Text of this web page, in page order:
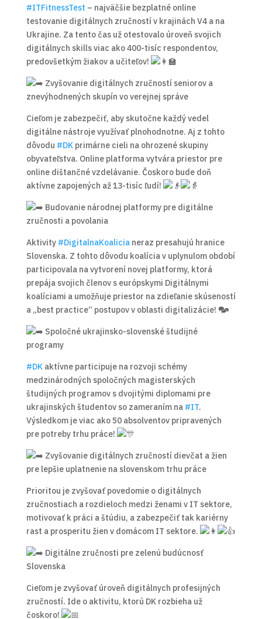
#ITFitnessTest – najväčšie bezplatné online
testovanie digitálnych zručností v krajinách V4 a na
Ukrajine. Za tento čas už otestovalo úroveň svojich
digitálnych skills viac ako 400-tisíc respondentov,
predovšetkým žiakov a učiteľov!
Zvyšovanie digitálnych zručností seniorov a
znevýhodnených skupín vo verejnej správe
Cieľom je zabezpečiť, aby skutočne každý vedel
digitálne nástroje využívať plnohodnotne. Aj z tohto
dôvodu #DKprimárne cieli na ohrozené skupiny
obyvateľstva. Online platforma vytvára priestor pre
online dištančné vzdelávanie. Čoskoro bude doň
aktívne zapojených až 13-tisíc ľudí!
Budovanie národnej platformy pre digitálne
zručnosti a povolania
Aktivity #DigitalnaKoalicianeraz presahujú hranice
Slovenska. Z tohto dôvodu koalícia v uplynulom období
participovala na vytvorení novej platformy, ktorá
prepája svojich členov s európskymi Digitálnymi
koalíciami a umožňuje priestor na zdieľanie skúseností
a „best practice“ postupov v oblasti digitalizácie! 🗫
Spoločné ukrajinsko-slovenské študijné
programy
#DKaktívne participuje na rozvoji schémy
medzinárodných spoločných magisterských
študijných programov s dvojitými diplomami pre
ukrajinských študentov so zameraním na #IT.
Výsledkom je viac ako 50 absolventov pripravených
pre potreby trhu práce!
Zvyšovanie digitálnych zručností dievčat a žien
pre lepšie uplatnenie na slovenskom trhu práce
Prioritou je zvyšovať povedomie o digitálnych
zručnostiach a rozdieloch medzi ženami v IT sektore,
motivovať k práci a štúdiu, a zabezpečiť tak kariérny
rast a prosperitu žien v domácom IT sektore.
Digitálne zručnosti pre zelenú budúcnosť
Slovenska
Cieľom je zvyšovať úroveň digitálnych profesijných
zručností. Ide o aktivitu, ktorú DK rozbieha už
čoskoro!